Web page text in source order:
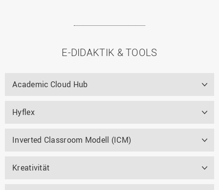
E-DIDAKTIK & TOOLS
Academic Cloud Hub
Hyflex
Inverted Classroom Modell (ICM)
Kreativität